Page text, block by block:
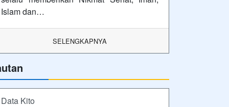
Islam dan…
SELENGKAPNYA
Data Kito